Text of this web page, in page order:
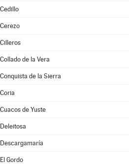
Cedillo
Cerezo
Cilleros
Collado de la Vera
Conquista de la Sierra
Coria
Cuacos de Yuste
Deleitosa
Descargamaría
El Gordo